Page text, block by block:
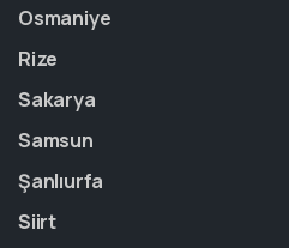
Osmaniye
Rize
Sakarya
Samsun
Şanlıurfa
Siirt